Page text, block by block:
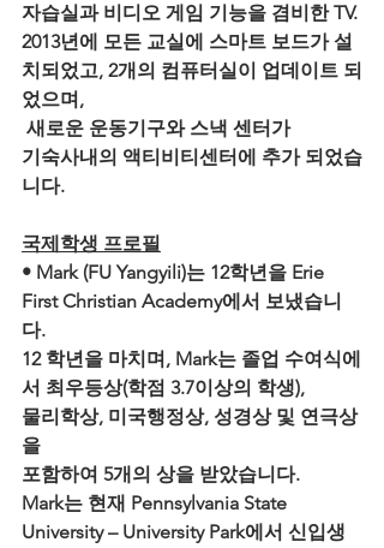
자습실과 비디오 게임 기능을 겸비한 TV.
2013년에 모든 교실에 스마트 보드가 설
치되었고, 2개의 컴퓨터실이 업데이트 되
었으며,
새로운 운동기구와 스낵 센터가
기숙사내의 액티비티센터에 추가 되었습
니다.
국제학생 프로필
• Mark (FU Yangyili)는 12학년을 Erie
First Christian Academy에서 보냈습니
다.
12 학년을 마치며, Mark는 졸업 수여식에
서 최우등상(학점 3.7이상의 학생),
물리학상, 미국행정상, 성경상 및 연극상
을
포함하여 5개의 상을 받았습니다.
Mark는 현재 Pennsylvania State
University – University Park에서 신입생